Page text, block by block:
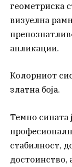
геометриска
визуелна
апликации.
Колорниот
златна боја.
Темно сината
стабилност,
достоинство,